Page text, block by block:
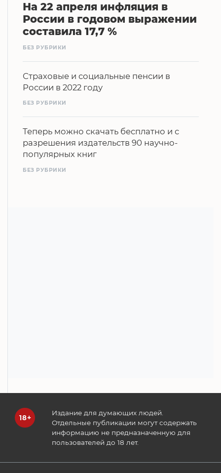
На 22 апреля инфляция в
России в годовом выражении
составила 17,7 %
БЕЗ РУБРИКИ
Страховые и социальные пенсии в
России в 2022 году
БЕЗ РУБРИКИ
Теперь можно скачать бесплатно и с
разрешения издательств 90 научно-
популярных книг
БЕЗ РУБРИКИ
Издание для думающих людей.
Отдельные публикации могут содержать
информацию не предназначенную для
пользователей до 18 лет.